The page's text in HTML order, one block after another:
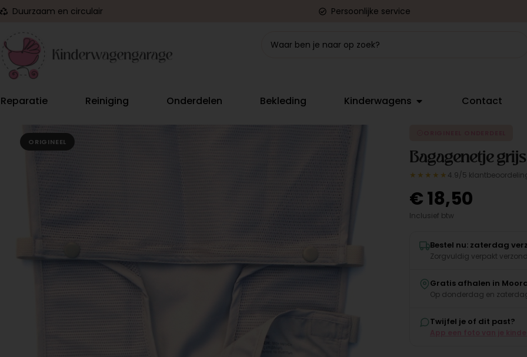
Duurzaam en circulair Persoonlijke service
Reparatie Reiniging Onderdelen Bekleding Kinderwagens Contact
ORIGINEEL
Bagagenetje grijs
★★★★★ 4.9/5
€18,50
Inclusief btw
Bestel nu: zaterdag
Zorgvuldig verpakt
Gratis afhalen in
Op donderdag en
Twijfel je of dit past?